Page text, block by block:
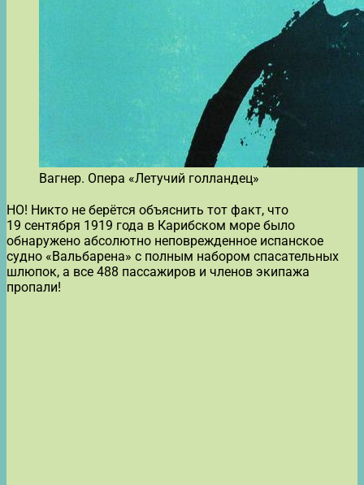
Вагнер. Опера «Летучий голландец»
НО! Никто не берётся объяснить тот факт, что
19 сентября 1919 года в Карибском море было
обнаружено абсолютно неповрежденное испанское
судно «Вальбарена» с полным набором спасательных
шлюпок, а все 488 пассажиров и членов экипажа
пропали!